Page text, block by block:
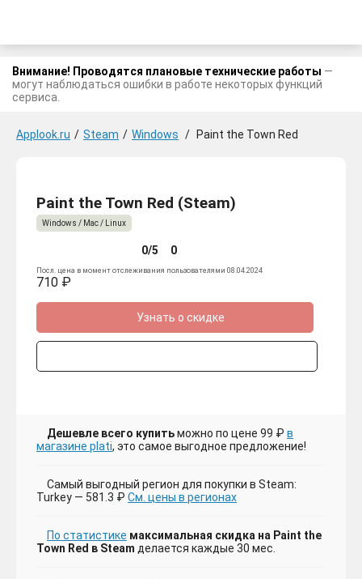
Внимание! Проводятся плановые технические работы —
могут наблюдаться ошибки в работе некоторых функций
сервиса.
Applook.ru / Steam / Windows / Paint the Town Red
Paint the Town Red (Steam)
Windows / Mac / Linux
0/5 0
Посл. цена в момент отслеживания пользователями 08.04.2024
710 ₽
Узнать о скидке
Дешевле всего купитьможно по цене 99 ₽ в
магазине plati, это самое выгодное предложение!
Самый выгодный регион для покупки в Steam:
Turkey — 581.3 ₽ См. цены в регионах
По статистике максимальная скидка на Paint the
Town Red в Steam делается каждые 30 мес.